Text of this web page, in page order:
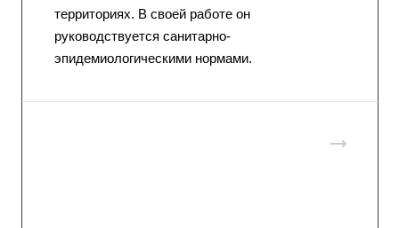
территориях. В своей работе он
руководствуется санитарно-
эпидемиологическими нормами.